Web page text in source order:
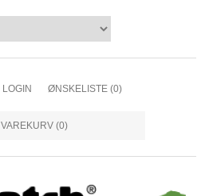
LOGIN ØNSKELISTE (0)
VAREKURV (0)